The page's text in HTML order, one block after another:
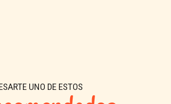
UNO DE ESTOS